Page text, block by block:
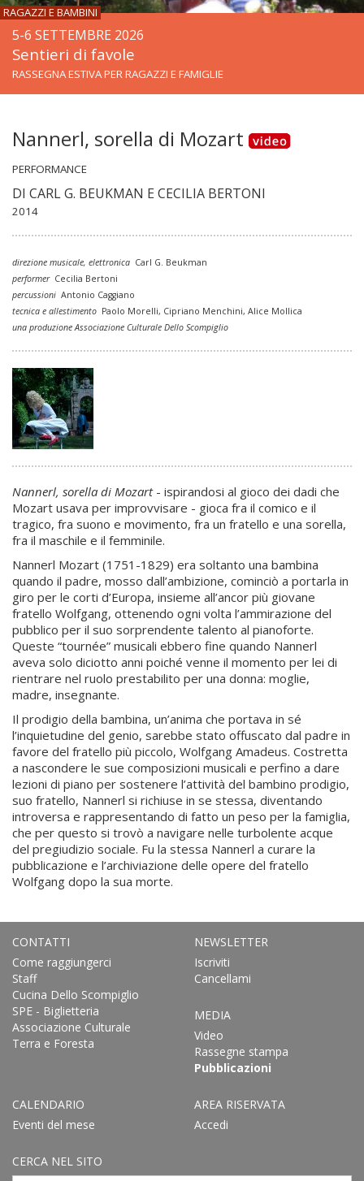
RAGAZZI E BAMBINI
5-6 SETTEMBRE 2026
Sentieri di favole
RASSEGNA ESTIVA PER RAGAZZI E FAMIGLIE
Nannerl, sorella di Mozart
PERFORMANCE
DI CARL G. BEUKMAN E CECILIA BERTONI
2014
direzione musicale, elettronica Carl G. Beukman
performer Cecilia Bertoni
percussioni Antonio Caggiano
tecnica e allestimento Paolo Morelli, Cipriano Menchini, Alice Mollica
una produzione Associazione Culturale Dello Scompiglio
Nannerl, sorella di Mozart- ispirandosi al gioco dei dadi che
Mozart usava per improvvisare - gioca fra il comico e il
tragico, fra suono e movimento, fra un fratello e una sorella,
fra il maschile e il femminile.
Nannerl Mozart (1751-1829) era soltanto una bambina
quando il padre, mosso dall’ambizione, cominciò a portarla in
giro per le corti d’Europa, insieme all’ancor più giovane
fratello Wolfgang, ottenendo ogni volta l’ammirazione del
pubblico per il suo sorprendente talento al pianoforte.
Queste “tournée” musicali ebbero fine quando Nannerl
aveva solo diciotto anni poiché venne il momento per lei di
rientrare nel ruolo prestabilito per una donna: moglie,
madre, insegnante.
Il prodigio della bambina, un’anima che portava in sé
l’inquietudine del genio, sarebbe stato offuscato dal padre in
favore del fratello più piccolo, Wolfgang Amadeus. Costretta
a nascondere le sue composizioni musicali e perfino a dare
lezioni di piano per sostenere l’attività del bambino prodigio,
suo fratello, Nannerl si richiuse in se stessa, diventando
introversa e rappresentando di fatto un peso per la famiglia,
che per questo si trovò a navigare nelle turbolente acque
del pregiudizio sociale. Fu la stessa Nannerl a curare la
pubblicazione e l’archiviazione delle opere del fratello
Wolfgang dopo la sua morte.
CONTATTI
Come raggiungerci
Staff
Cucina Dello Scompiglio
SPE - Biglietteria
Associazione Culturale
Terra e Foresta
NEWSLETTER
Iscriviti
Cancellami
MEDIA
Video
Rassegne stampa
Pubblicazioni
CALENDARIO
Eventi del mese
AREA RISERVATA
Accedi
CERCA NEL SITO